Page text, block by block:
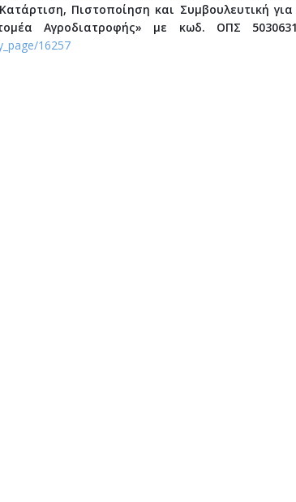
Πιστοποίηση και Συμβουλευτική
Αγροδιατροφής» με κωδ. ΟΠΣ
16257